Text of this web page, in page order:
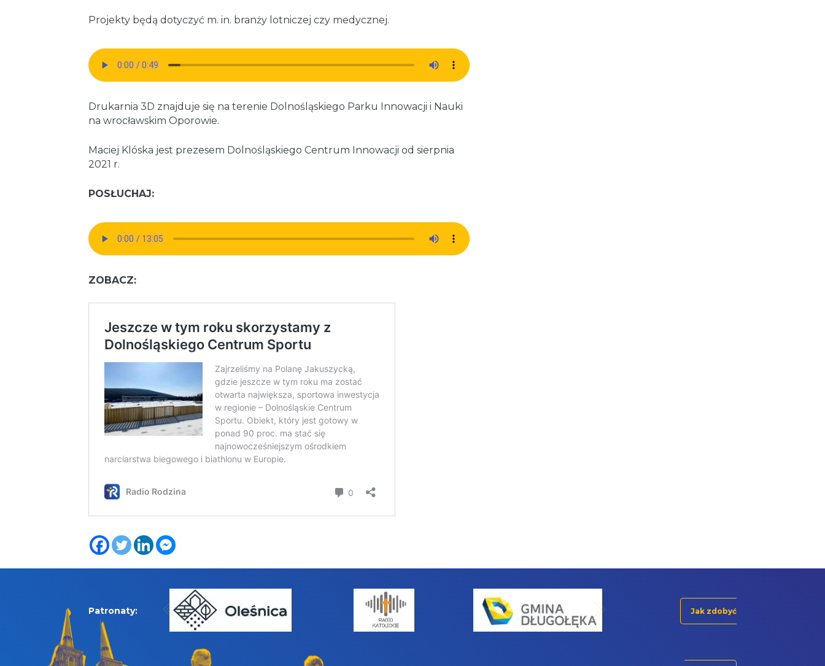
Projekty będą dotyczyć m. in. branży lotniczej czy medycznej.
Drukarnia 3D znajduje się na terenie Dolnośląskiego Parku Innowacji i Nauki
na wrocławskim Oporowie.
Maciej Klóska jest prezesem Dolnośląskiego Centrum Innowacji od sierpnia
2021 r.
POSŁUCHAJ:
ZOBACZ:
Patronaty: Jak zdobyć